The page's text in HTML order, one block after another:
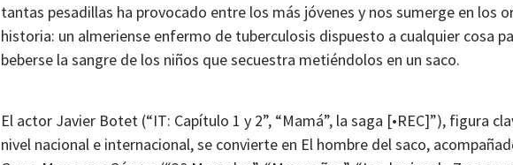
tantas pesadillas ha provocado entre los más jóvenes y nos sumerge en los
historia: un almeriense enfermo de tuberculosis dispuesto a cualquier cosa
beberse la sangre de los niños que secuestra metiéndolos en un saco.
El actor Javier Botet (“IT: Capítulo 1 y 2”, “Mamá”, la saga [•REC]”), figura
nivel nacional e internacional, se convierte en El hombre del saco,